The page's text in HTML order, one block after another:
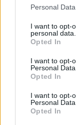
Please note that
not limited to your
grant or deny
use your data for
consent section.
Personal
I want to opt-
personal data.
Opted In
I want to opt-
Personal Data.
Opted In
I want to opt-
Personal
Opted In
Országos hírek